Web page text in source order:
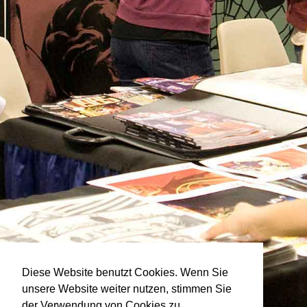
Diese Website benutzt Cookies. Wenn Sie
unsere Website weiter nutzen, stimmen Sie